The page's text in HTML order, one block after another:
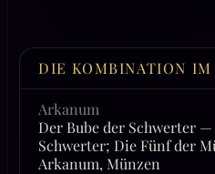
DIE KOMBINATION IM
Arkanum
Der Bube der Schwerter
Schwerter; Die Fünf der
Arkanum, Münzen